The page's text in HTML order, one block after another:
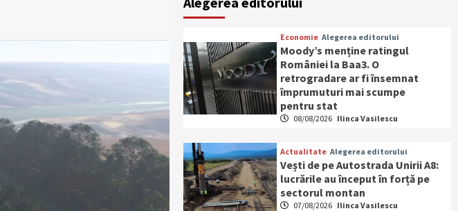
Economie Alegerea editorului
Moody’s menține ratingul
României la Baa3. O
retrogradare ar fi însemnat
împrumuturi mai scumpe
pentru stat
08/08/2026 Ilinca Vasilescu
Actualitate Alegerea editorului
Vești de pe Autostrada Unirii A8:
lucrările au început în forță pe
sectorul montan
07/08/2026 Ilinca Vasilescu